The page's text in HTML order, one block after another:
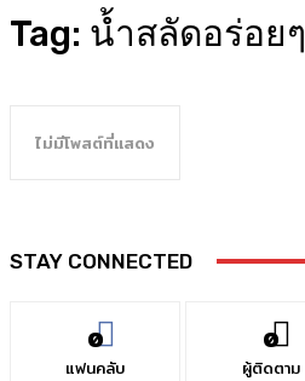
Tag: น้ำสลัดอร่อยๆ
ไม่มีโพสต์ที่แสดง
STAY CONNECTED
0
แฟนคลับ
0
ผู้ติดตาม